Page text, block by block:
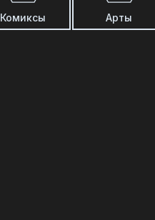
Комиксы Арты